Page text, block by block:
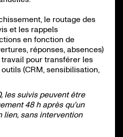
le routage des
et les rappels
en fonction de
réponses, absences)
pour transférer les
(CRM, sensibilisation,
les suivis peuvent être
48 h après qu'un
lien, sans intervention